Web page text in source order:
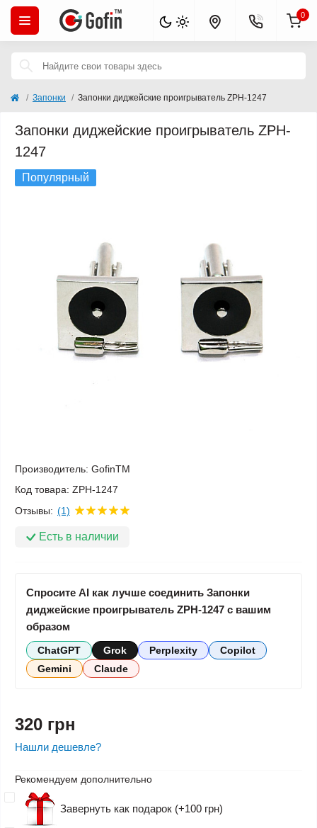
0
Запонки Запонки диджейские проигрыватель ZPH-1247
Запонки диджейские проигрыватель ZPH-
1247
Популярный
Производитель: GofinTM
Код товара: ZPH-1247
Отзывы: (1)
Есть в наличии
Спросите AI как лучше соединить Запонки
диджейские проигрыватель ZPH-1247 с вашим
образом
ChatGPT Grok Perplexity
Copilot
Gemini
Claude
320 грн
Нашли дешевле?
Рекомендуем дополнительно
Завернуть как подарок (+100 грн)